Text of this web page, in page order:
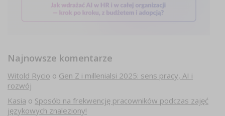
Najnowsze komentarze
Witold Rycio o Gen Z i millenialsi 2025: sens pracy, AI i
rozwój
Kasia o Sposób na frekwencję pracowników podczas zajęć
językowych znaleziony!